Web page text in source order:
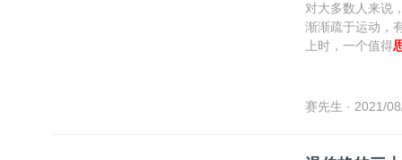
对大多数人来说
渐渐疏于运动，
上时，一个值得
赛先生 · 2021/